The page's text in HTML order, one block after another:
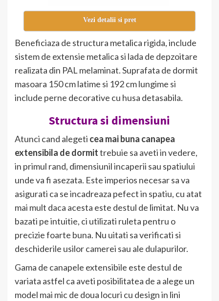
Vezi detalii si pret
Beneficiaza de structura metalica rigida, include
sistem de extensie metalica si lada de depzoitare
realizata din PAL melaminat. Suprafata de dormit
masoara 150 cm latime si 192 cm lungime si
include perne decorative cu husa detasabila.
Structura si dimensiuni
Atunci cand alegeti cea mai buna canapea
extensibila de dormittrebuie sa aveti in vedere,
in primul rand, dimensiunil incaperii sau spatiului
unde va fi asezata. Este imperios necesar sa va
asigurati ca se incadreaza pefect in spatiu, cu atat
mai mult daca acesta este destul de limitat. Nu va
bazati pe intuitie, ci utilizati ruleta pentru o
precizie foarte buna. Nu uitati sa verificati si
deschiderile usilor camerei sau ale dulapurilor.
Gama de canapele extensibile este destul de
variata astfel ca aveti posibilitatea de a alege un
model mai mic de doua locuri cu design in lini